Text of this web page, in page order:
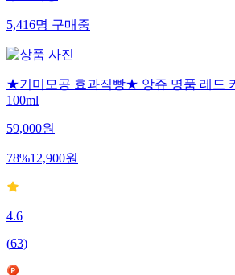
5,416명구매중
★기미모공 효과직빵★ 앙쥬 명품 레드
100ml
59,000원
78%12,900원
4.6
(63)